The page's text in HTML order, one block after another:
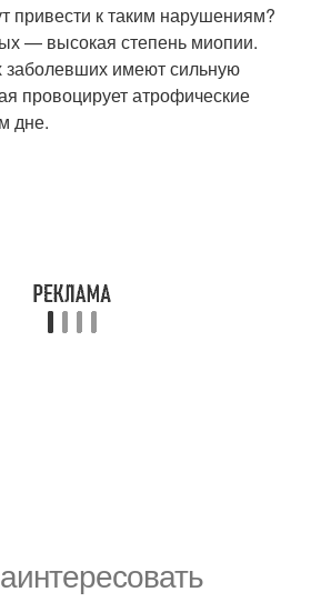
привести к таким нарушениям?
— высокая степень миопии.
имеют сильную
провоцирует атрофические
дне.